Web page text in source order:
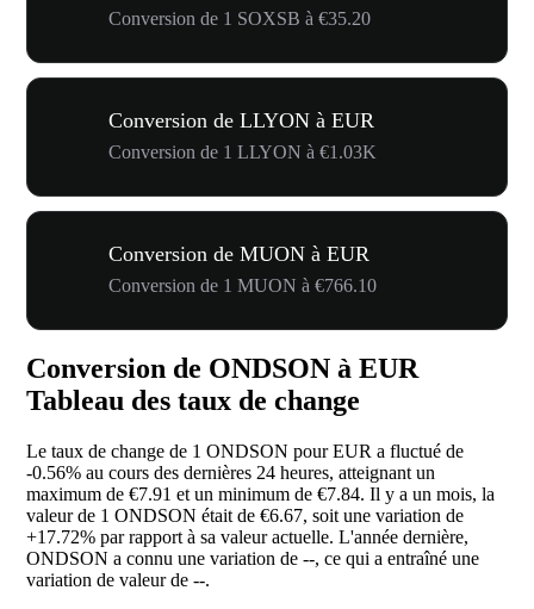
Conversion de 1 SOXSB à €35.20
Conversion de LLYON à EUR
Conversion de 1 LLYON à €1.03K
Conversion de MUON à EUR
Conversion de 1 MUON à €766.10
Conversion de ONDSON à EUR
Tableau des taux de change
Le taux de change de 1 ONDSON pour EUR a fluctué de
-0.56% au cours des dernières 24 heures, atteignant un
maximum de €7.91 et un minimum de €7.84. Il y a un mois, la
valeur de 1 ONDSON était de €6.67, soit une variation de
+17.72% par rapport à sa valeur actuelle. L'année dernière,
ONDSON a connu une variation de --, ce qui a entraîné une
variation de valeur de --.